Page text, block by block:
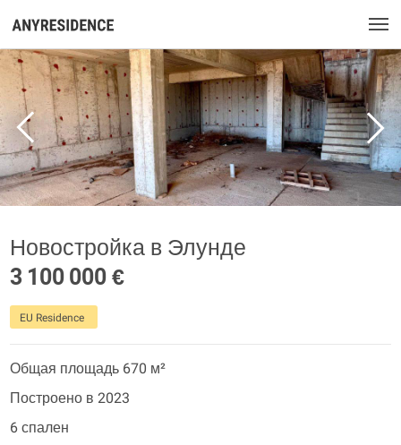
Новостройка в Элунде
3 100 000 €
EU Residence
Общая площадь 670 м²
Построено в 2023
6 спален